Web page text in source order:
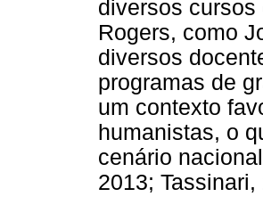
diversos
Rogers, como
diversos
programas de
um contexto
humanistas, o
cenário
2013; Tassinari,